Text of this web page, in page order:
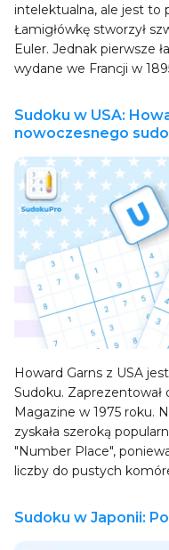
intelektualna, ale jest to
Łamigłówkę stworzył
Euler. Jednak pierwsze
wydane we Francji w
Sudoku w USA:
nowoczesnego
Howard Garns z USA
Sudoku. Zaprezentował
Magazine w 1975 roku.
zyskała szeroką
"Number Place",
liczby do pustych
Sudoku w Japonii: